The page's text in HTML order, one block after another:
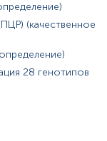
(качественное
28 генотипов